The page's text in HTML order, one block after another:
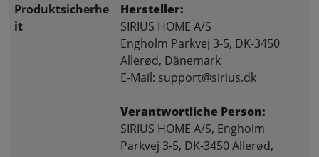
Produktsicherhe
it
Hersteller:
SIRIUS HOME A/S
Engholm Parkvej 3-5, DK-3450
Allerød, Dänemark
E-Mail: support@sirius.dk
Verantwortliche Person:
SIRIUS HOME A/S, Engholm
Parkvej 3-5, DK-3450 Allerød,